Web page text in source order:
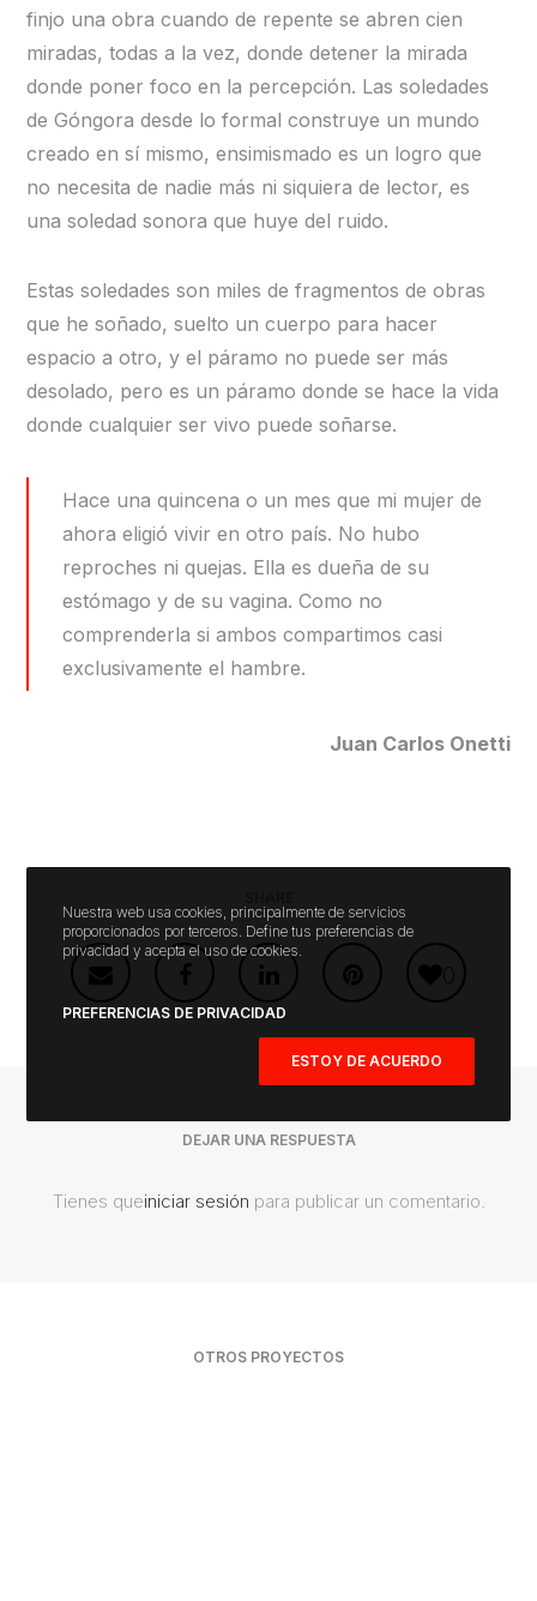
finjo una obra cuando de repente se abren cien
miradas, todas a la vez, donde detener la mirada
donde poner foco en la percepción. Las soledades
de Góngora desde lo formal construye un mundo
creado en sí mismo, ensimismado es un logro que
no necesita de nadie más ni siquiera de lector, es
una soledad sonora que huye del ruido.
Estas soledades son miles de fragmentos de obras
que he soñado, suelto un cuerpo para hacer
espacio a otro, y el páramo no puede ser más
desolado, pero es un páramo donde se hace la vida
donde cualquier ser vivo puede soñarse.
Hace una quincena o un mes que mi mujer de
ahora eligió vivir en otro país. No hubo
reproches ni quejas. Ella es dueña de su
estómago y de su vagina. Como no
comprenderla si ambos compartimos casi
exclusivamente el hambre.
Juan Carlos Onetti
0
DEJAR UNA RESPUESTA
Tienes queiniciar sesión para publicar un comentario.
OTROS PROYECTOS
Nuestra web usa cookies, principalmente de servicios
proporcionados por terceros. Define tus preferencias de
privacidad y acepta el uso de cookies.
PREFERENCIAS DE PRIVACIDAD
ESTOY DE ACUERDO